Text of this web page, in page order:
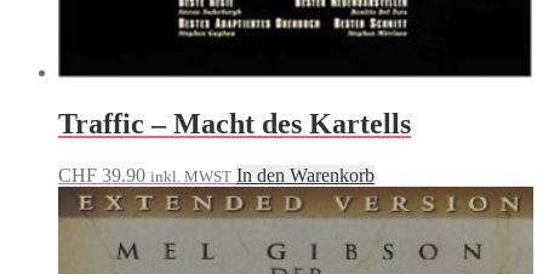
Traffic – Macht des Kartells
CHF 39.90 inkl. MWST In den Warenkorb